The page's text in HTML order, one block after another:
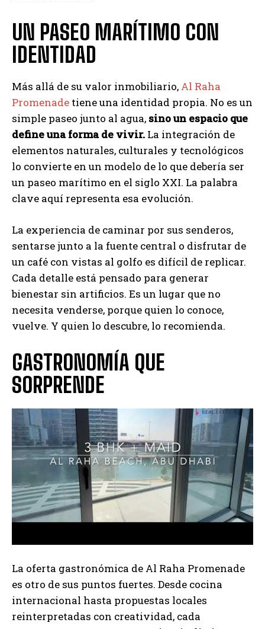
UN PASEO MARÍTIMO CON
IDENTIDAD
Más allá de su valor inmobiliario, Al Raha
Promenade tiene una identidad propia. No es un
simple paseo junto al agua, sino un espacio que
define una forma de vivir. La integración de
elementos naturales, culturales y tecnológicos
lo convierte en un modelo de lo que debería ser
un paseo marítimo en el siglo XXI. La palabra
clave aquí representa esa evolución.
La experiencia de caminar por sus senderos,
sentarse junto a la fuente central o disfrutar de
un café con vistas al golfo es difícil de replicar.
Cada detalle está pensado para generar
bienestar sin artificios. Es un lugar que no
necesita venderse, porque quien lo conoce,
vuelve. Y quien lo descubre, lo recomienda.
GASTRONOMÍA QUE
SORPRENDE
La oferta gastronómica de Al Raha Promenade
es otro de sus puntos fuertes. Desde cocina
internacional hasta propuestas locales
reinterpretadas con creatividad, cada